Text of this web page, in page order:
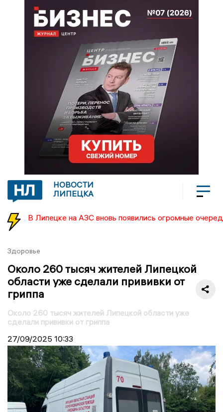
НОВОСТИ
ЛИПЕЦКА
В Липецке на АЗС вновь появились огромные
Здоровье
Около 260 тысяч жителей Липецкой
области уже сделали прививки от
гриппа
Около 260 тысяч жителей Липецкой области уже
сделали прививки от гриппа
27/09/2025 10:33